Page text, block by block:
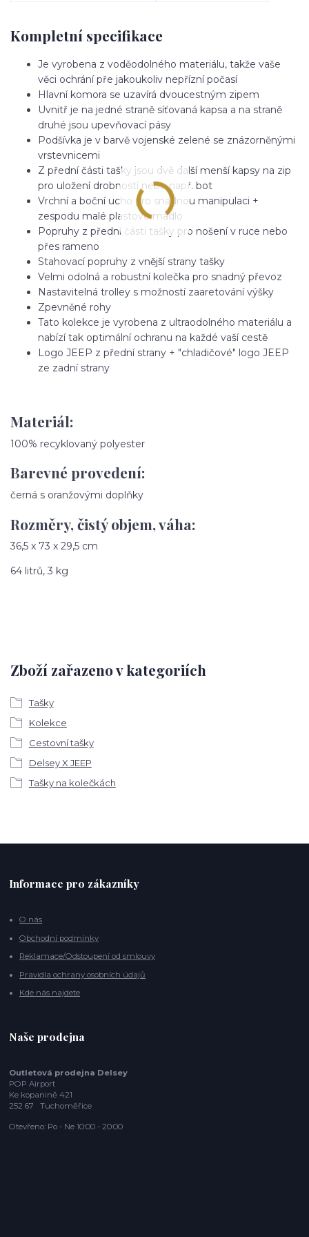
Kompletní specifikace
Je vyrobena z voděodolného materiálu, takže vaše
věci ochrání pře jakoukoliv nepřízní počasí
Hlavní komora se uzavírá dvoucestným zipem
Uvnitř je na jedné straně síťovaná kapsa a na straně
druhé jsou upevňovací pásy
Podšívka je v barvě vojenské zelené se znázorněnými
vrstevnicemi
Z přední části tašky jsou dvě další menší kapsy na zip
pro uložení drobností nebo např. bot
Vrchní a boční ucho pro snadnou manipulaci +
zespodu malé plastové madlo
Popruhy z přední části tašky pro nošení v ruce nebo
přes rameno
Stahovací popruhy z vnější strany tašky
Velmi odolná a robustní kolečka pro snadný převoz
Nastavitelná trolley s možností zaaretování výšky
Zpevněné rohy
Tato kolekce je vyrobena z ultraodolného materiálu a
nabízí tak optimální ochranu na každé vaší cestě
Logo JEEP z přední strany + "chladičové" logo JEEP
ze zadní strany
Materiál:
100% recyklovaný polyester
Barevné provedení:
černá s oranžovými doplňky
Rozměry, čistý objem, váha:
36,5 x 73 x 29,5 cm
64 litrů, 3 kg
Zboží zařazeno v kategoriích
Tašky
Kolekce
Cestovní tašky
Delsey X JEEP
Tašky na kolečkách
Informace pro zákazníky
O nás
Obchodní podmínky
Reklamace/Odstoupení od smlouvy
Pravidla ochrany osobních údajů
Kde nás najdete
Naše prodejna
Outletová prodejna Delsey
POP Airport
Ke kopanině 421
252 67 Tuchoměřice
Otevřeno: Po - Ne 10:00 - 20:00